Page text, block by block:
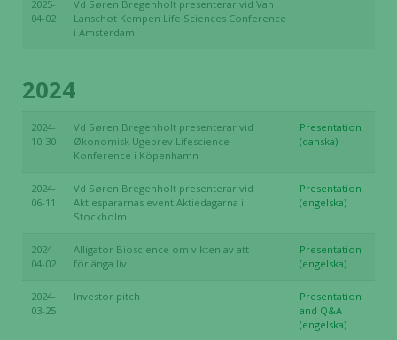
2025-
04-02
Vd Søren Bregenholt presenterar vid Van
Lanschot Kempen Life Sciences Conference
i Amsterdam
2024
2024-
10-30
Vd Søren Bregenholt presenterar vid
Økonomisk Ugebrev Lifescience
Konference i Köpenhamn
Presentation
(danska)
2024-
06-11
Vd Søren Bregenholt presenterar vid
Aktiespararnas event Aktiedagarna i
Stockholm
Presentation
(engelska)
2024-
04-02
Alligator Bioscience om vikten av att
förlänga liv
Presentation
(engelska)
2024-
03-25
Investor pitch
Presentation
and Q&A
(engelska)